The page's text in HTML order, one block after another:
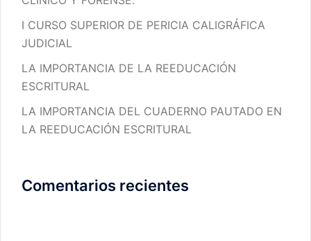
I CURSO SUPERIOR DE PERICIA CALIGRÁFICA
JUDICIAL
LA IMPORTANCIA DE LA REEDUCACIÓN
ESCRITURAL
LA IMPORTANCIA DEL CUADERNO PAUTADO EN
LA REEDUCACIÓN ESCRITURAL
Comentarios recientes